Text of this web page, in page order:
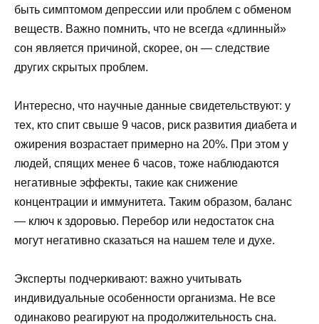
быть симптомом депрессии или проблем с обменом
веществ. Важно помнить, что не всегда «длинный»
сон является причиной, скорее, он — следствие
других скрытых проблем.
Интересно, что научные данные свидетельствуют: у
тех, кто спит свыше 9 часов, риск развития диабета и
ожирения возрастает примерно на 20%. При этом у
людей, спящих менее 6 часов, тоже наблюдаются
негативные эффекты, такие как снижение
концентрации и иммунитета. Таким образом, баланс
— ключ к здоровью. Перебор или недостаток сна
могут негативно сказаться на нашем теле и духе.
Эксперты подчеркивают: важно учитывать
индивидуальные особенности организма. Не все
одинаково реагируют на продолжительность сна.